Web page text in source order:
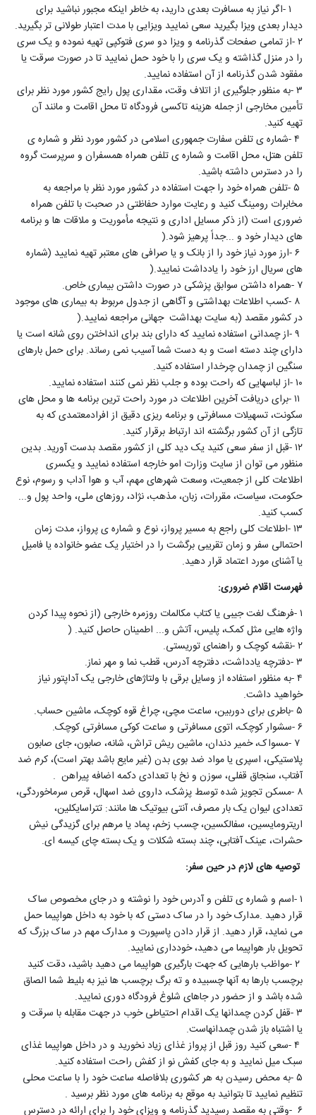
-اگر نیاز به مسافرت بعدی دارید، به خاطر اینکه مجبور نباشید برای
دیدار بعدی ویزا بگیرید سعی نمایید ویزایی با مدت اعتبار طولانی تر بگیرید.
۲-از تمامی صفحات گذرنامه و ویزا دو سری فتوکپی تهیه نموده و یک سری
را در منزل گذاشته و یک سری را با خود حمل نمایید تا در صورت سرقت یا
مفقود شدن گذرنامه از آن استفاده نمایید.
۳-به منظور جلوگیری از اتلاف وقت، مقداری پول رایج کشور مورد نظر برای
تأمین مخارجی از جمله هزینه تاکسی فرودگاه تا محل اقامت و مانند آن
تهیه کنید.
۴-شماره ی تلفن سفارت جمهوری اسلامی در کشور مورد نظر و شماره ی
تلفن هتل، محل اقامت و شماره ی تلفن همراه همسفران و سرپرست گروه
را در دسترس داشته باشید.
۵-تلفن همراه خود را جهت استفاده در کشور مورد نظر با مراجعه به
مخابرات رومینگ کنید و رعایت موارد حفاظتی در صحبت با تلفن همراه
ضروری است (از ذکر مسایل اداری و نتیجه مأموریت و ملاقات ها و برنامه
های دیدار خود و ...جداً پرهیز شود).
۶-ارز مورد نیاز خود را از بانک و یا صرافی های معتبر تهیه نمایید (شماره
های سریال ارز خود را یادداشت نمایید).
۷ -همراه داشتن سوابق پزشکی در صورت داشتن بیماری خاص.
۸ -کسب اطلاعات بهداشتی و آگاهی از جدول مربوط به بیماری های موجود
در کشور مقصد (به سایت بهداشت جهانی مراجعه نمایید).
۹-از چمدانی استفاده نمایید که دارای بند برای انداختن روی شانه است یا
دارای چند دسته است و به دست شما آسیب نمی رساند. برای حمل بارهای
سنگین از چمدان چرخدار استفاده کنید.
۱۰-از لباسهایی که راحت بوده و جلب نظر نمی کنند استفاده نمایید.
۱۱-برای دریافت آخرین اطلاعات در مورد راحت ترین برنامه ها و محل های
سکونت، تسهیلات مسافرتی و برنامه ریزی دقیق از افرادمعتمدی که به
تازگی از آن کشور برگشته اند ارتباط برقرار کنید.
۱۲-قبل از سفر سعی کنید یک دید کلی از کشور مقصد بدست آورید. بدین
منظور می توان از سایت وزارت امو خارجه استفاده نمایید و یکسری
اطلاعات کلی از جمعیت، وسعت شهرهای مهم، آب و هوا آداب و رسوم، نوع
حکومت، سیاست، مقررات، زبان، مذهب، نژاد، روزهای ملی، واحد پول و...
کسب کنید.
۱۳-اطلاعات کلی راجع به مسیر پرواز، نوع و شماره ی پرواز، مدت زمان
احتمالی سفر و زمان تقریبی برگشت را در اختیار یک عضو خانواده یا فامیل
یا آشنای مورد اعتماد قرار دهید.
فهرست اقلام ضروری:
۱-فرهنگ لغت جیبی یا کتاب مکالمات روزمره خارجی (از نحوه پیدا کردن
واژه هایی مثل کمک، پلیس، آتش و... اطمینان حاصل کنید) .
۲-نقشه کوچک و راهنمای توریستی.
۳-دفترچه یادداشت، دفترچه آدرس، قطب نما و مهر نماز.
۴-به منظور استفاده از وسایل برقی با ولتاژهای خارجی یک آداپتور نیاز
خواهید داشت.
۵-باطری برای دوربین، ساعت مچی، چراغ قوه کوچک، ماشین حساب.
۶-سشوار کوچک، اتوی مسافرتی و ساعت کوکی مسافرتی کوچک.
۷ -مسواک، خمیر دندان، ماشین ریش تراش، شانه، صابون، جای صابون
پلاستیکی، اسپری یا مواد ضد بوی بدن (غیر مایع باشد بهتر است)، کرم ضد
آفتاب، سنجاق قفلی، سوزن و نخ با تعدادی دکمه اضافه پیراهن .
۸ -مسکن تجویز شده توسط پزشک، داروی ضد اسهال، قرص سرماخوردگی،
تعدادی لیوان یک بار مصرف، آنتی بیوتیک ها مانند: تتراسایکلین،
اریترومایسین، سفالکسین، چسب زخم، پماد یا مرهم برای گزیدگی نیش
حشرات، عینک آفتابی، چند بسته شکلات و یک بسته چای کیسه ای.
توصیه های لازم در حین سفر:
۱-اسم و شماره ی تلفن و آدرس خود را نوشته و در جای مخصوص ساک
قرار دهید .مدارک خود را در ساک دستی که با خود به داخل هواپیما حمل
می نماید، قرار دهید. از قرار دادن پاسپورت و مدارک مهم در ساک بزرگ که
تحویل بار هواپیما می دهید، خودداری نمایید.
۲-مواظب بارهایی که جهت بارگیری هواپیما می دهید باشید، دقت کنید
برچسب بارها به آنها چسبیده و ته برگ برچسب ها نیز به بلیط شما الصاق
شده باشد و از حضور در جاهای شلوغ فرودگاه دوری نمایید.
۳-قفل کردن چمدانها یک اقدام احتیاطی خوب در جهت مقابله با سرقت و
یا اشتباه باز شدن چمدانهاست.
۴-سعی کنید روز قبل از پرواز غذای زیاد نخورید و در داخل هواپیما غذای
سبک میل نمایید و به جای کفش نو از کفش راحت استفاده کنید.
۵-به محض رسیدن به هر کشوری بلافاصله ساعت خود را با ساعت محلی
تنظیم نمایید تا بتوانید به موقع به برنامه های مورد نظر برسید .
۶ -وقتی به مقصد رسیدید گذرنامه و ویزای خود را برای ارائه در دسترس